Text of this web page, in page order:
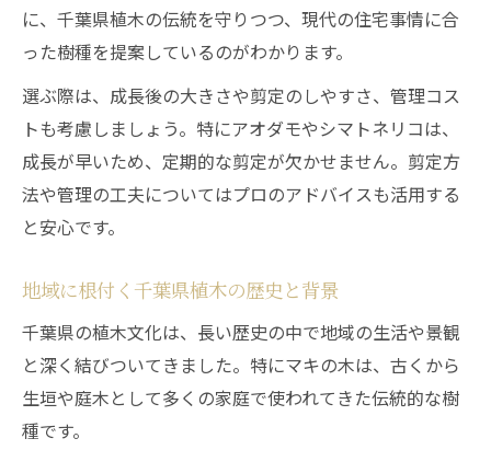
に、千葉県植木の伝統を守りつつ、現代の住宅事情に合
った樹種を提案しているのがわかります。
選ぶ際は、成長後の大きさや剪定のしやすさ、管理コス
トも考慮しましょう。特にアオダモやシマトネリコは、
成長が早いため、定期的な剪定が欠かせません。剪定方
法や管理の工夫についてはプロのアドバイスも活用する
と安心です。
地域に根付く千葉県植木の歴史と背景
千葉県の植木文化は、長い歴史の中で地域の生活や景観
と深く結びついてきました。特にマキの木は、古くから
生垣や庭木として多くの家庭で使われてきた伝統的な樹
種です。